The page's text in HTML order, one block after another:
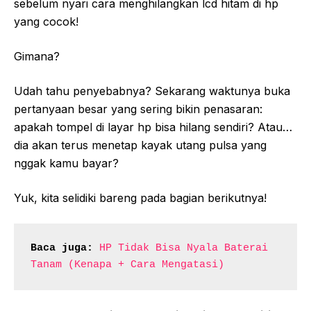
sebelum nyari cara menghilangkan lcd hitam di hp
yang cocok!
Gimana?
Udah tahu penyebabnya? Sekarang waktunya buka
pertanyaan besar yang sering bikin penasaran:
apakah tompel di layar hp bisa hilang sendiri? Atau…
dia akan terus menetap kayak utang pulsa yang
nggak kamu bayar?
Yuk, kita selidiki bareng pada bagian berikutnya!
Baca juga:
HP Tidak Bisa Nyala Baterai
Tanam (Kenapa + Cara Mengatasi)